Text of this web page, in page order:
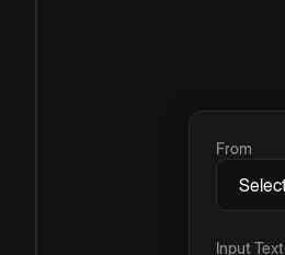
From
Input Text